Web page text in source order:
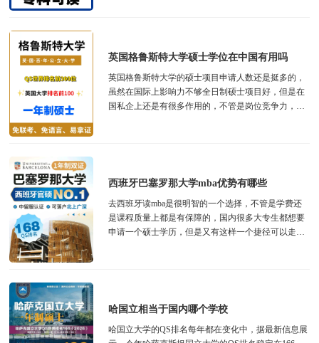
英国格鲁斯特大学硕士学位在中国有用吗
英国格鲁斯特大学的硕士项目申请人数还是挺多的，
虽然在国际上影响力不够全日制硕士项目好，但是在
国私企上还是有很多作用的，不管是岗位竞争力，还
西班牙巴塞罗那大学mba优势有哪些
去西班牙读mba是很明智的一个选择，不管是学费还
是课程质量上都是有保障的，国内很多大专生都想要
申请一个硕士学历，但是又有这样一个捷径可以走，
哈国立相当于国内哪个学校
哈国立大学的QS排名每年都在变化中，据最新信息展